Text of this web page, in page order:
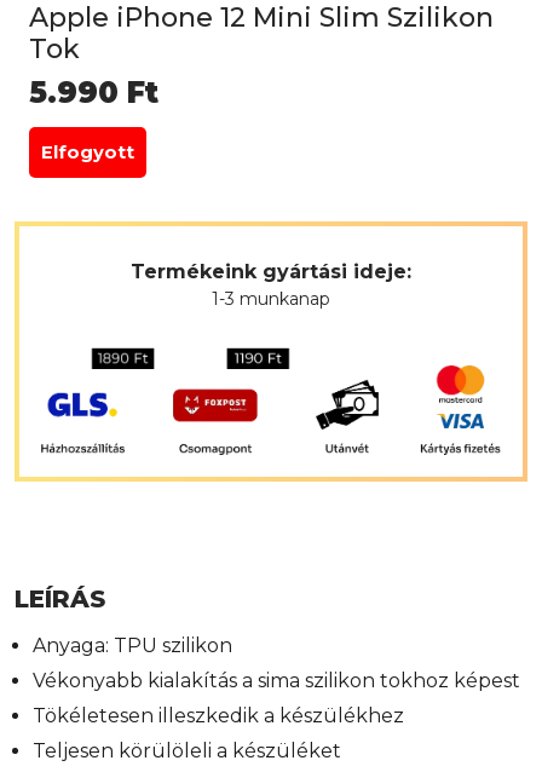
Apple iPhone 12 Mini Slim Szilikon
Tok
5.990 Ft
Elfogyott
Termékeink gyártási ideje:
1-3 munkanap
LEÍRÁS
Anyaga: TPU szilikon
Vékonyabb kialakítás a sima szilikon tokhoz képest
Tökéletesen illeszkedik a készülékhez
Teljesen körülöleli a készüléket